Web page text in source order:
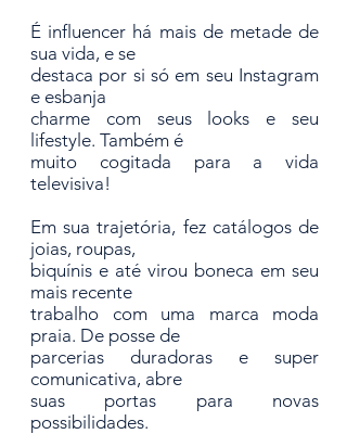
É influencer há mais de metade de
sua vida, e se
destaca por si só em seu Instagram
e esbanja
charme com seus looks e seu
lifestyle. Também é
muito cogitada para a vida
televisiva!
Em sua trajetória, fez catálogos de
joias, roupas,
biquínis e até virou boneca em seu
mais recente
trabalho com uma marca moda
praia. De posse de
parcerias duradoras e super
comunicativa, abre
suas portas para novas
possibilidades.